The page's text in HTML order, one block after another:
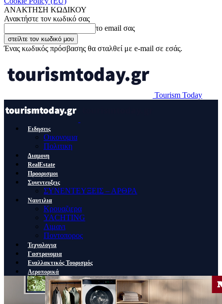
ΑΝΑΚΤΗΣΗ ΚΩΔΙΚΟΥ
Ανακτήστε τον κωδικό σας
το email σας
Ένας κωδικός πρόσβασης θα σταλθεί με e-mail σε εσάς.
Tourism Today
Ειδησεις
Οικονομια
Πολιτικη
Διαμονη
RealEstate
Προορισμοι
Συνεντευξεις
ΣΥΝΕΝΤΕΥΞΕΙΣ – ΑΡΘΡΑ
Ναυτιλια
Κρουαζιερα
YACHTING
Λιμανι
Ποντοπορος
Τεχνολογια
Γαστρονομια
Εναλλακτικός Τουρισμός
Αεροπορικά